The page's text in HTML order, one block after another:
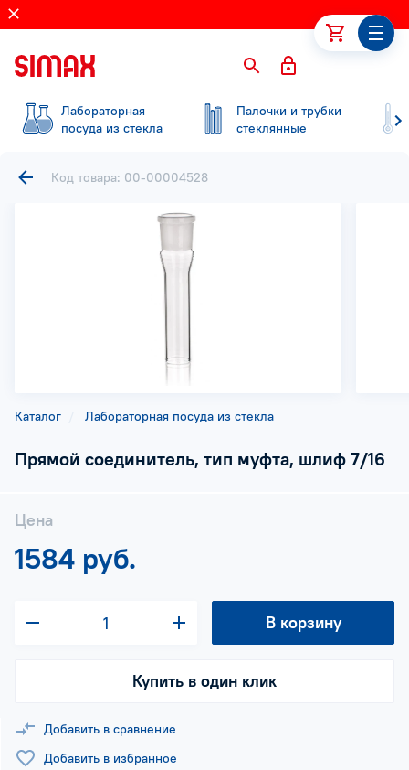
Лабораторная
посуда из стекла
Палочки и трубки
стеклянные
Каталог Лабораторная посуда из стекла
Прямой соединитель, тип муфта, шлиф 7/16
Цена
1584 руб.
В корзину
Купить в один клик
Добавить в сравнение
Добавить в избранное
Код товара: 00-00004528